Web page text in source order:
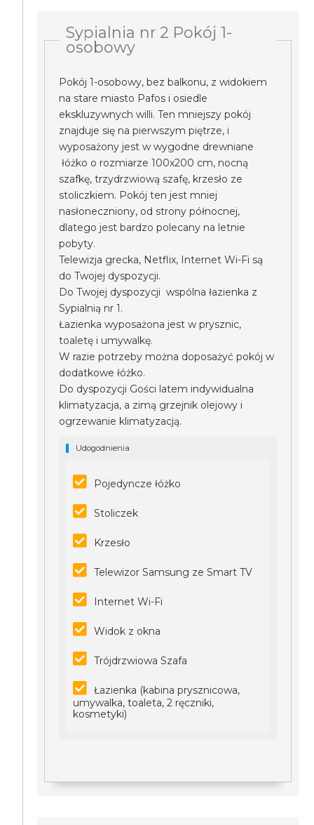
Sypialnia nr 2 Pokój 1-
osobowy
Pokój 1-osobowy, bez balkonu, z widokiem
na stare miasto Pafos i osiedle
ekskluzywnych willi. Ten mniejszy pokój
znajduje się na pierwszym piętrze, i
wyposażony jest w wygodne drewniane
łóżko o rozmiarze 100x200 cm, nocną
szafkę, trzydrzwiową szafę, krzesło ze
stoliczkiem. Pokój ten jest mniej
nasłoneczniony, od strony północnej,
dlatego jest bardzo polecany na letnie
pobyty.
Telewizja grecka, Netflix, Internet Wi-Fi są
do Twojej dyspozycji.
Do Twojej dyspozycji wspólna łazienka z
Sypialnią nr 1.
Łazienka wyposażona jest w prysznic,
toaletę i umywalkę.
W razie potrzeby można doposażyć pokój w
dodatkowe łóżko.
Do dyspozycji Gości latem indywidualna
klimatyzacja, a zimą grzejnik olejowy i
ogrzewanie klimatyzacją.
Udogodnienia
Pojedyncze łóżko
Stoliczek
Krzesło
Telewizor Samsung ze Smart TV
Internet Wi-Fi
Widok z okna
Trójdrzwiowa Szafa
Łazienka (kabina prysznicowa,
umywalka, toaleta, 2 ręczniki,
kosmetyki)